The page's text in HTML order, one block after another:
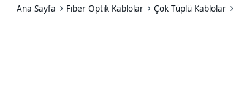
Ana Sayfa Fiber Optik Kablolar Çok Tüplü Kablolar